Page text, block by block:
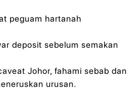
peguam hartanah
deposit sebelum semakan
Johor, fahami sebab dan
urusan.